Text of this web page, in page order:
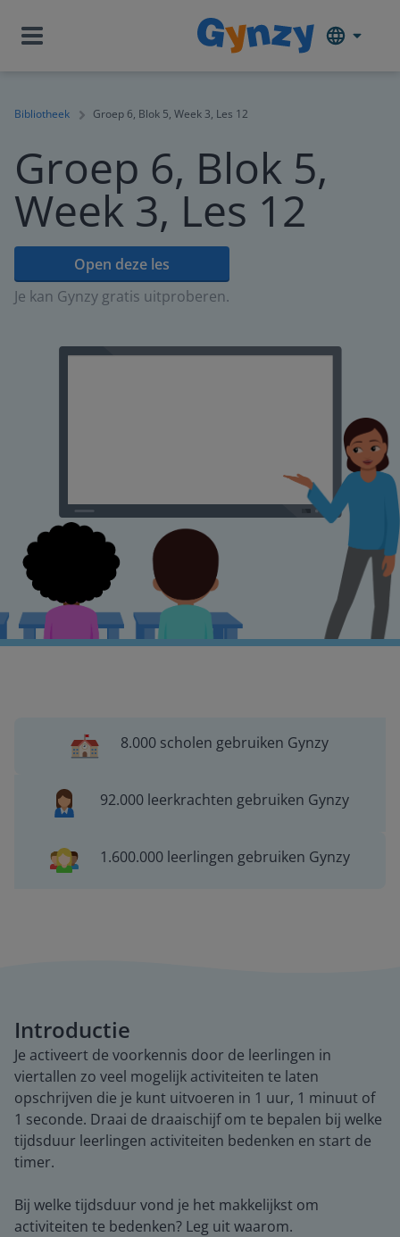
Bibliotheek Groep 6, Blok 5, Week 3, Les 12
Groep 6, Blok 5,
Week 3, Les 12
Open deze les
Je kan Gynzy gratis uitproberen.
8.000 scholen gebruiken Gynzy
92.000 leerkrachten gebruiken Gynzy
1.600.000 leerlingen gebruiken Gynzy
Introductie
Je activeert de voorkennis door de leerlingen in
viertallen zo veel mogelijk activiteiten te laten
opschrijven die je kunt uitvoeren in 1 uur, 1 minuut of
1 seconde. Draai de draaischijf om te bepalen bij welke
tijdsduur leerlingen activiteiten bedenken en start de
timer.
Bij welke tijdsduur vond je het makkelijkst om
activiteiten te bedenken? Leg uit waarom.